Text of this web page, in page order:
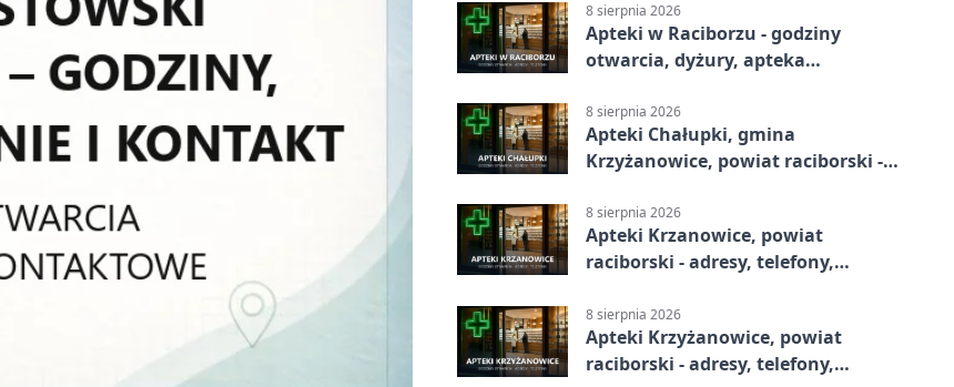
8 sierpnia 2026
Apteki w Raciborzu - godziny
otwarcia, dyżury, apteka
8 sierpnia 2026
Apteki Chałupki, gmina
Krzyżanowice, powiat raciborski -
8 sierpnia 2026
Apteki Krzanowice, powiat
raciborski - adresy, telefony,
8 sierpnia 2026
Apteki Krzyżanowice, powiat
raciborski - adresy, telefony,